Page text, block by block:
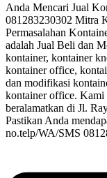
Anda Mencari Jual
081283230302 Mitra
Permasalahan
adalah Jual Beli dan
kontainer, kontainer
kontainer office,
dan modifikasi
kontainer office.
beralamatkan di Jl.
Pastikan Anda
no.telp/WA/SMS